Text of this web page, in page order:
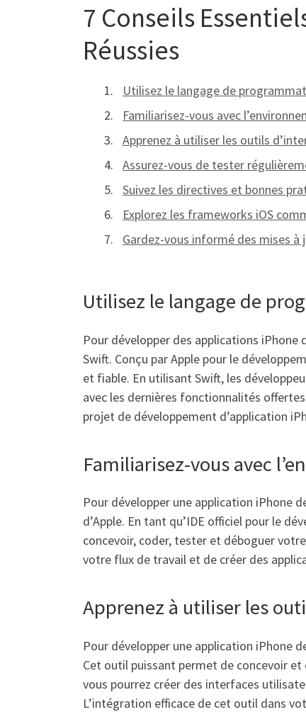
7 Conseils
Réussies
Utilisez le langage de
Familiarisez-vous avec
Apprenez à utiliser les outils
Assurez-vous de tester
Suivez les directives et bonnes
Explorez les frameworks iOS
Gardez-vous informé des mises à
Utilisez le langage de
Pour développer des applications
Swift. Conçu par Apple pour le
et fiable. En utilisant Swift, les
avec les dernières fonctionnalités
projet de développement d’application
Familiarisez-vous avec
Pour développer une application iPhone
d’Apple. En tant qu’IDE officiel pour le
concevoir, coder, tester et déboguer
votre flux de travail et de créer des
Apprenez à utiliser les
Pour développer une application iPhone
Cet outil puissant permet de concevoir
vous pourrez créer des interfaces
L’intégration efficace de cet outil dans